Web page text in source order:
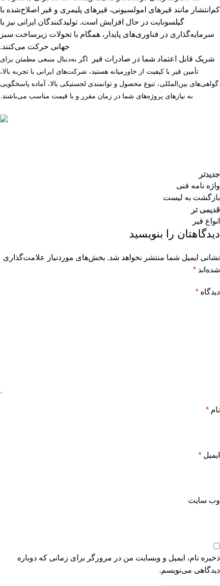
کم‌انتشار مانند قیرهای امولسیونی، قیرهای پلیمری و قیر اصلاح‌شده با
گیلسونایت در حال افزایش است. تولیدکنندگان ایرانی نیز با
سرمایه‌گذاری در فناوری‌های پایدار، همگام با تحولات زیرساخت سبز
جهانی حرکت می‌کنند.
شریک قابل اعتماد شما در صادرات قیر اگر به‌دنبال منبعی مطمئن برای
تأمین قیر با کیفیت از خاورمیانه هستید، شرکت‌های ایرانی با تجربه بالا،
گواهی‌های بین‌المللی، تنوع محصول و توانمندی لجستیکی بالا، آماده پاسخگویی
به نیازهای پروژه‌های شما در زمان مقرر و با قیمت مناسب می‌باشند.
جدیدتر
واژه نامه فنی
بازگشت به لیست
قدیمی تر
انواع قیر
دیدگاهتان را بنویسید
نشانی ایمیل شما منتشر نخواهد شد. بخش‌های موردنیاز علامت‌گذاری
شده‌اند *
دیدگاه *
نام *
ایمیل *
وب‌ سایت
ذخیره نام، ایمیل و وبسایت من در مرورگر برای زمانی که دوباره
دیدگاهی می‌نویسم.